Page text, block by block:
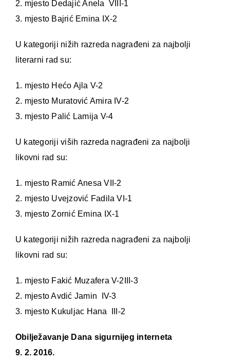
2. mjesto Dedajić Anela VIII-1
3. mjesto Bajrić Emina IX-2
U kategoriji nižih razreda nagrađeni za najbolji
literarni rad su:
1. mjesto Hećo Ajla V-2
2. mjesto Muratović Amira IV-2
3. mjesto Palić Lamija V-4
U kategoriji viših razreda nagrađeni za najbolji
likovni rad su:
1. mjesto Ramić Anesa VII-2
2. mjesto Uvejzović Fadila VI-1
3. mjesto Zornić Emina IX-1
U kategoriji nižih razreda nagrađeni za najbolji
likovni rad su:
1. mjesto Fakić Muzafera V-2III-3
2. mjesto Avdić Jamin IV-3
3. mjesto Kukuljac Hana III-2
Obilježavanje Dana sigurnijeg interneta
9. 2. 2016.